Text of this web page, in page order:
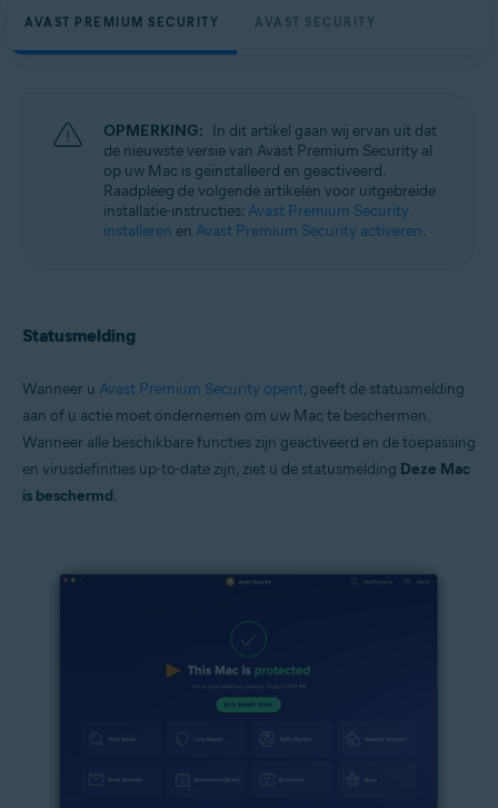
Apple macOS 10.14.x (Mojave)
Apple macOS 10.12.x (Sierra)
AVAST PREMIUM SECURITY AVAST SECURITY
OPMERKING: In dit artikel gaan wij ervan uit dat
de nieuwste versie van Avast Premium Security al
op uw Mac is geïnstalleerd en geactiveerd.
Raadpleeg de volgende artikelen voor uitgebreide
installatie-instructies: Avast Premium Security
installeren en Avast Premium Security activeren.
Statusmelding
Wanneer u Avast Premium Security opent, geeft de statusmelding
aan of u actie moet ondernemen om uw Mac te beschermen.
Wanneer alle beschikbare functies zijn geactiveerd en de toepassing
en virusdefinities up-to-date zijn, ziet u de statusmelding Deze Mac
is beschermd.